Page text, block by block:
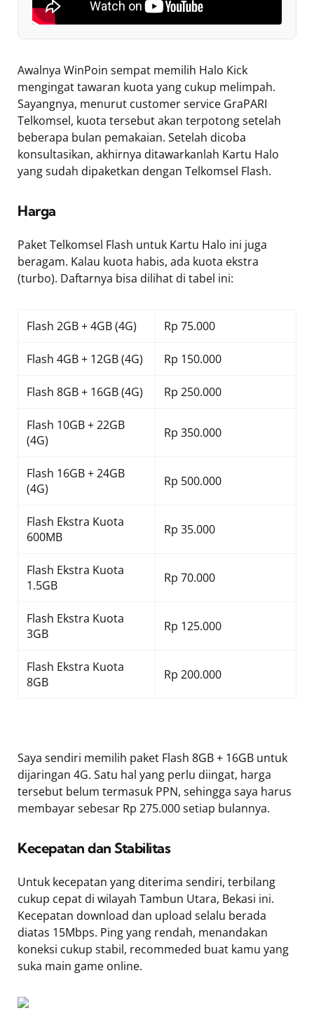
Awalnya WinPoin sempat memilih Halo Kick
mengingat tawaran kuota yang cukup melimpah.
Sayangnya, menurut customer service GraPARI
Telkomsel, kuota tersebut akan terpotong setelah
beberapa bulan pemakaian. Setelah dicoba
konsultasikan, akhirnya ditawarkanlah Kartu Halo
yang sudah dipaketkan dengan Telkomsel Flash.
Harga
Paket Telkomsel Flash untuk Kartu Halo ini juga
beragam. Kalau kuota habis, ada kuota ekstra
(turbo). Daftarnya bisa dilihat di tabel ini:
Flash 2GB + 4GB (4G) Rp 75.000
Flash 4GB + 12GB (4G) Rp 150.000
Flash 8GB + 16GB (4G) Rp 250.000
Flash 10GB + 22GB
(4G)
Rp 350.000
Flash 16GB + 24GB
(4G)
Rp 500.000
Flash Ekstra Kuota
600MB
Rp 35.000
Flash Ekstra Kuota
1.5GB
Rp 70.000
Flash Ekstra Kuota
3GB
Rp 125.000
Flash Ekstra Kuota
8GB
Rp 200.000
Saya sendiri memilih paket Flash 8GB + 16GB untuk
dijaringan 4G. Satu hal yang perlu diingat, harga
tersebut belum termasuk PPN, sehingga saya harus
membayar sebesar Rp 275.000 setiap bulannya.
Kecepatan dan Stabilitas
Untuk kecepatan yang diterima sendiri, terbilang
cukup cepat di wilayah Tambun Utara, Bekasi ini.
Kecepatan download dan upload selalu berada
diatas 15Mbps. Ping yang rendah, menandakan
koneksi cukup stabil, recommeded buat kamu yang
suka main game online.